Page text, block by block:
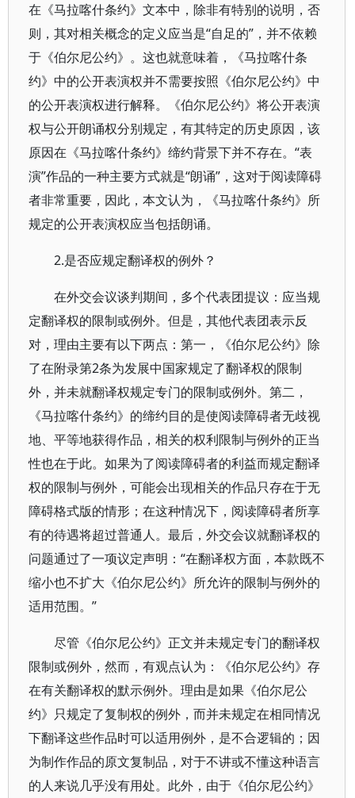
在《马拉喀什条约》文本中，除非有特别的说明，否
则，其对相关概念的定义应当是“自足的”，并不依赖
于《伯尔尼公约》。这也就意味着，《马拉喀什条
约》中的公开表演权并不需要按照《伯尔尼公约》中
的公开表演权进行解释。《伯尔尼公约》将公开表演
权与公开朗诵权分别规定，有其特定的历史原因，该
原因在《马拉喀什条约》缔约背景下并不存在。“表
演”作品的一种主要方式就是“朗诵”，这对于阅读障碍
者非常重要，因此，本文认为，《马拉喀什条约》所
规定的公开表演权应当包括朗诵。
2.是否应规定翻译权的例外？
在外交会议谈判期间，多个代表团提议：应当规
定翻译权的限制或例外。但是，其他代表团表示反
对，理由主要有以下两点：第一，《伯尔尼公约》除
了在附录第2条为发展中国家规定了翻译权的限制
外，并未就翻译权规定专门的限制或例外。第二，
《马拉喀什条约》的缔约目的是使阅读障碍者无歧视
地、平等地获得作品，相关的权利限制与例外的正当
性也在于此。如果为了阅读障碍者的利益而规定翻译
权的限制与例外，可能会出现相关的作品只存在于无
障碍格式版的情形；在这种情况下，阅读障碍者所享
有的待遇将超过普通人。最后，外交会议就翻译权的
问题通过了一项议定声明：“在翻译权方面，本款既不
缩小也不扩大《伯尔尼公约》所允许的限制与例外的
适用范围。”
尽管《伯尔尼公约》正文并未规定专门的翻译权
限制或例外，然而，有观点认为：《伯尔尼公约》存
在有关翻译权的默示例外。理由是如果《伯尔尼公
约》只规定了复制权的例外，而并未规定在相同情况
下翻译这些作品时可以适用例外，是不合逻辑的；因
为制作作品的原文复制品，对于不讲或不懂这种语言
的人来说几乎没有用处。此外，由于《伯尔尼公约》